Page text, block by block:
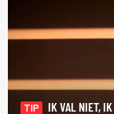
TIP
IK VAL NIET,